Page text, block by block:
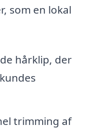
som en lokal
hårklip, der
trimming af